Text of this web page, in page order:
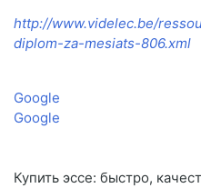
http://www.videlec.be/
diplom-za-mesiats-806.xml
Google
Google
Купить эссе: быстро,